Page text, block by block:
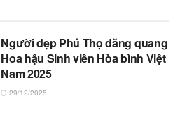
Người đẹp Phú Thọ đăng quang
Hoa hậu Sinh viên Hòa bình Việt
Nam 2025
29/12/2025